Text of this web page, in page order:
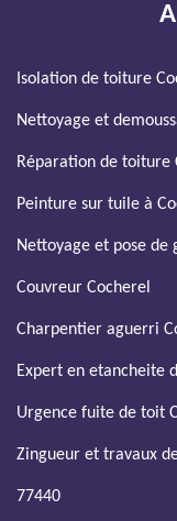
Isolation de toiture
Nettoyage et
Réparation de toiture
Peinture sur tuile à
Nettoyage et pose de
Couvreur Cocherel
Charpentier aguerri
Expert en etancheite
Urgence fuite de toit
Zingueur et travaux
77440